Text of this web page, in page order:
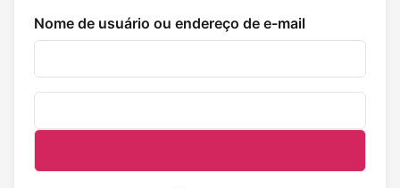
Nome de usuário ou endereço de e-mail